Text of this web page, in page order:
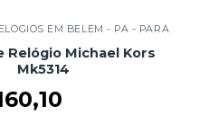
EM BELÉM - PA - PARÁ
Relógio Michael Kors
Mk5314